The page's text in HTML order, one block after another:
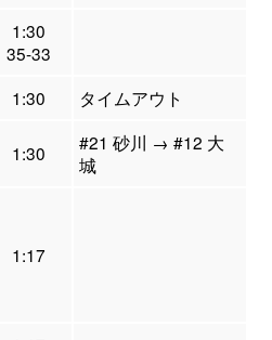
1:30
35-33
1:30
タイムアウト
1:30
#21 砂川 → #12 大
城
1:17